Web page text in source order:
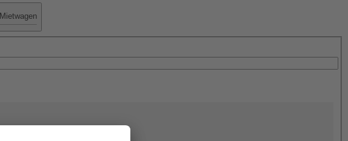
Mietwagen